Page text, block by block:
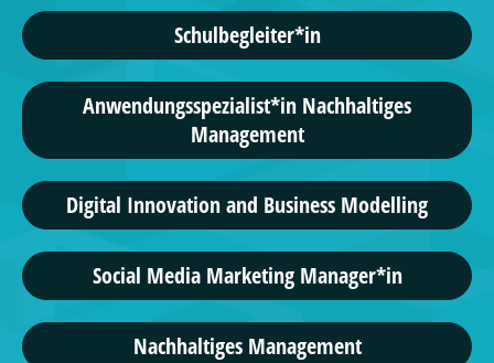
Schulbegleiter*in
Anwendungsspezialist*in Nachhaltiges
Management
Digital Innovation and Business Modelling
Social Media Marketing Manager*in
Nachhaltiges Management